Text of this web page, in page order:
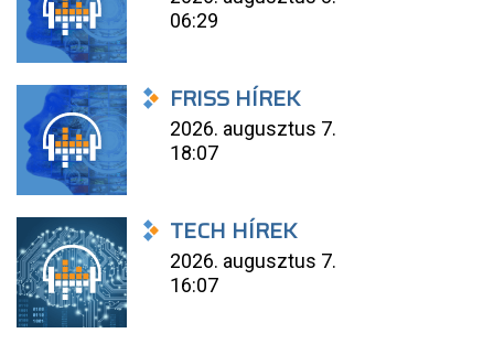
06:29
FRISS HÍREK
2026. augusztus 7.
18:07
TECH HÍREK
2026. augusztus 7.
16:07